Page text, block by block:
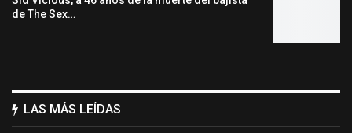
de The Sex…
LAS MÁS LEÍDAS